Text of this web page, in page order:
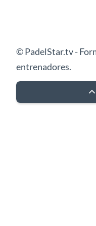
© PadelStar.tv -
entrenadores.